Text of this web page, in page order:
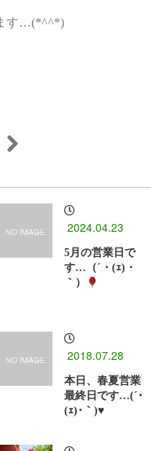
す…(*^^*)
2024.04.23
5月の営業日で
す…（´・(ｪ)・
｀）
2018.07.28
本日、春夏営業
最終日です…(´･
(ｪ)･｀)♥